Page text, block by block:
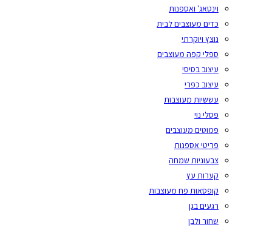
וינטאג' ואספנות
כדים מעוצבים לבית
נוצץ ויוקרתי
ספלי קפה מעוצבים
עיצוב בסיסי
עיצוב כפרי
עששיות מעוצבות
פסלי נוי
פמוטים מעוצבים
פריטי אספנות
צבעוניות שמחה
קערות עץ
קופסאות פח מעוצבות
רגעים בגן
שחור ולבן